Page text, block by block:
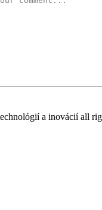
a inovácií all